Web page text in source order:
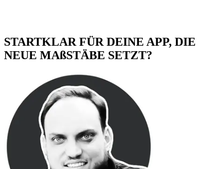
STARTKLAR FÜR DEINE APP, DIE
NEUE MAßSTÄBE SETZT?